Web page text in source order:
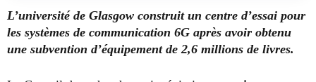
L’université de Glasgow construit un centre d’essai pour
les systèmes de communication 6G après avoir obtenu
une subvention d’équipement de 2,6 millions de livres.